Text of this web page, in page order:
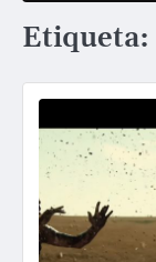
Etiqueta: